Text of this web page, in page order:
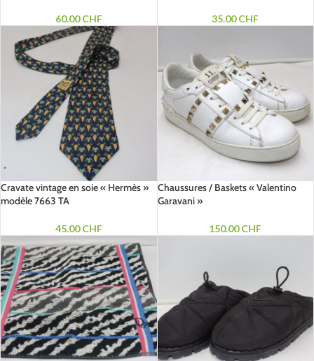
60.00CHF 35.00CHF
Cravate vintage en soie « Hermès »
modèle 7663 TA
45.00CHF
Chaussures / Baskets « Valentino
Garavani »
150.00CHF